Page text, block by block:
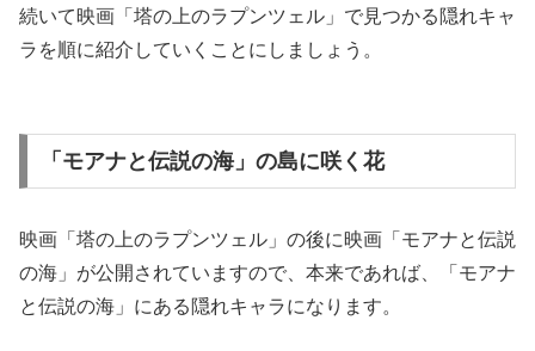
続いて映画「塔の上のラプンツェル」で見つかる隠れキャ
ラを順に紹介していくことにしましょう。
「モアナと伝説の海」の島に咲く花
映画「塔の上のラプンツェル」の後に映画「モアナと伝説
の海」が公開されていますので、本来であれば、「モアナ
と伝説の海」にある隠れキャラになります。